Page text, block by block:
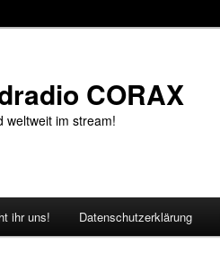
CORAX
weltweit im stream!
ihr uns! Datenschutzerklärung